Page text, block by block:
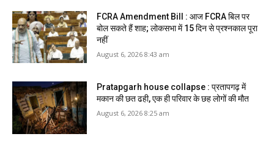
FCRA Amendment Bill : आज FCRA बिल पर
बोल सकते हैं शाह; लोकसभा में 15 दिन से प्रश्नकाल पूरा
नहीं
August 6, 2026 8:43 am
Pratapgarh house collapse : प्रतापगढ़ में
मकान की छत ढही, एक ही परिवार के छह लोगों की मौत
August 6, 2026 8:25 am